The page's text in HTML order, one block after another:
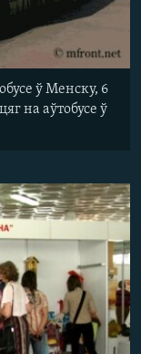
ў Менску, 6
на аўтобусе ў